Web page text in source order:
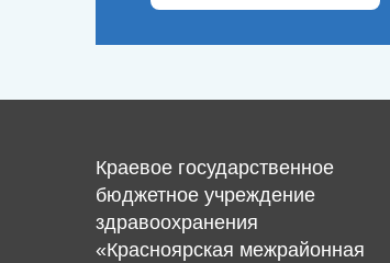
Краевое государственное
бюджетное учреждение
здравоохранения
«Красноярская межрайонная